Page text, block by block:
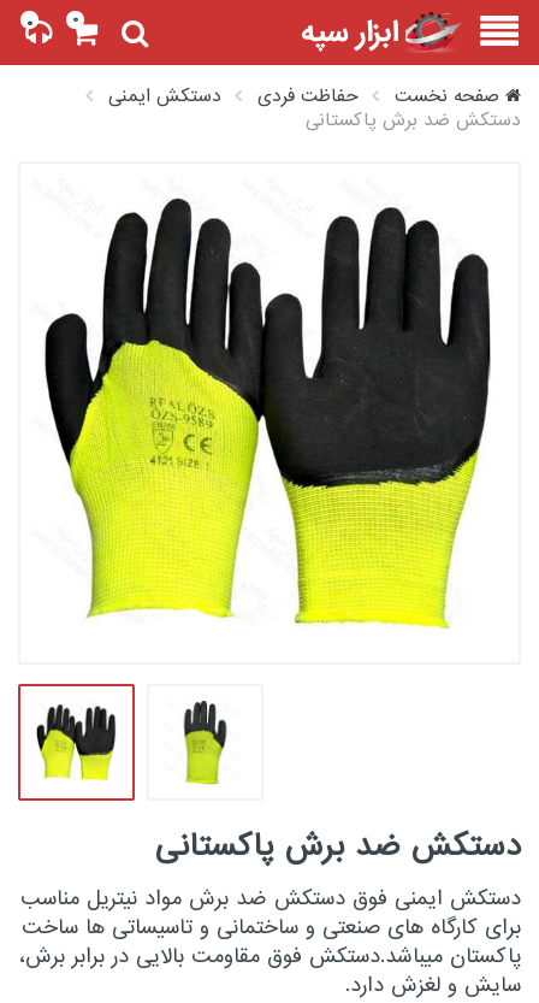
۰ ۰
صفحه نخست حفاظت فردی
دستکش ایمنی
دستکش ضد برش پاکستانی
دستکش ضد برش پاکستانی
دستکش ایمنی فوق دستکش ضد برش مواد نیتریل مناسب
برای کارگاه های صنعتی و ساختمانی و تاسیساتی ها ساخت
پاکستان میباشد.دستکش فوق مقاومت بالایی در برابر برش،
سایش و لغزش دارد.